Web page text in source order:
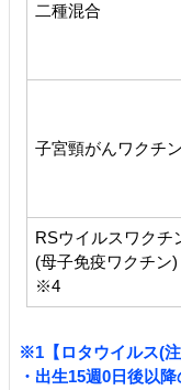
二種混合
子宮頸がんワクチン
RSウイルスワクチ
(母子免疫ワクチ
※4
※1【ロタウイルス(注
・出生15週0日後以